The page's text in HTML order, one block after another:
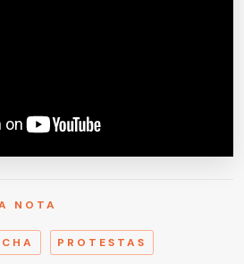
NOTA
PROTESTAS